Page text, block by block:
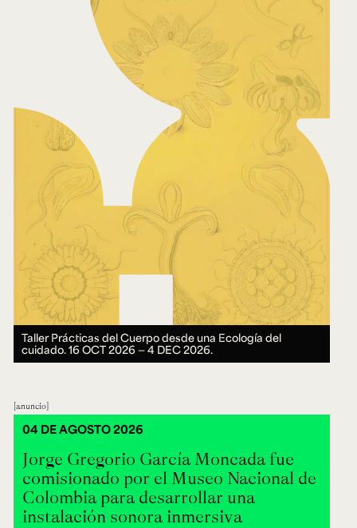
Taller Prácticas del Cuerpo desde una Ecología del
cuidado.16 OCT 2026 ― 4 DEC 2026.
anuncio
Jorge Gregorio García Moncada fue
comisionado por el Museo Nacional de
Colombia para desarrollar una
instalación sonora inmersiva
04 DE AGOSTO 2026